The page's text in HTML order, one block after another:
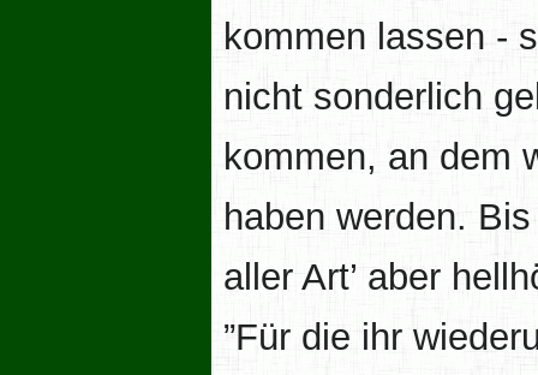
kommen lassen -
nicht sonderlich
kommen, an dem
haben werden.
aller Art’ aber
”Für die ihr